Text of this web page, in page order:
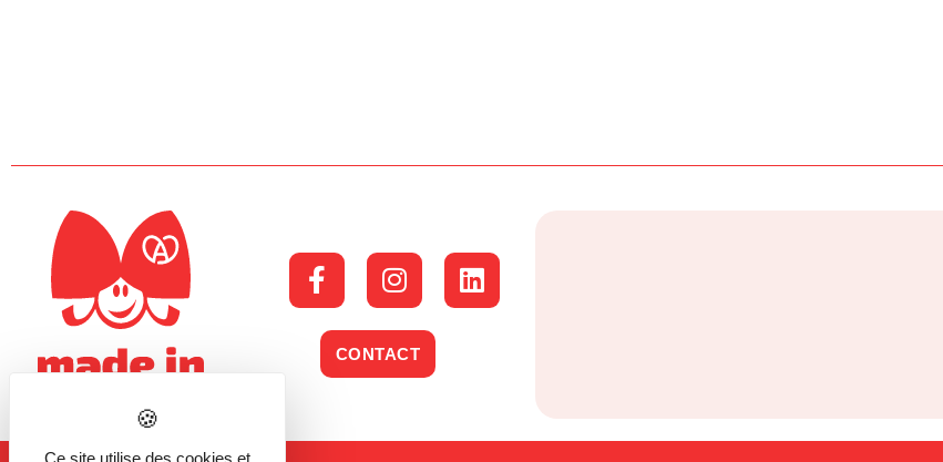
CONTACT
Ce site utilise des cookies et